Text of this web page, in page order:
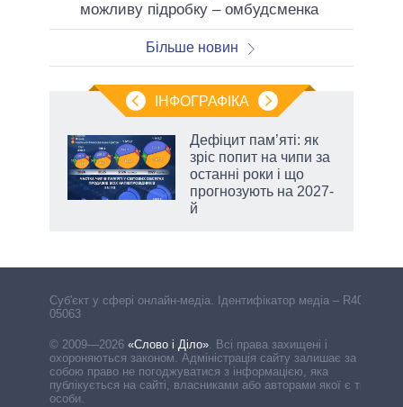
можливу підробку – омбудсменка
Більше новин
ІНФОГРАФІКА
Дефіцит пам’яті: як
зріс попит на чипи за
останні роки і що
прогнозують на 2027-
й
Cуб'єкт у сфері онлайн-медіа. Ідентифікатор медіа – R40-
05063
© 2009—2026 «Слово і Діло». Всі права захищені і
охороняються законом. Адміністрація сайту залишає за
собою право не погоджуватися з інформацією, яка
публікується на сайті, власниками або авторами якої є треті
особи.